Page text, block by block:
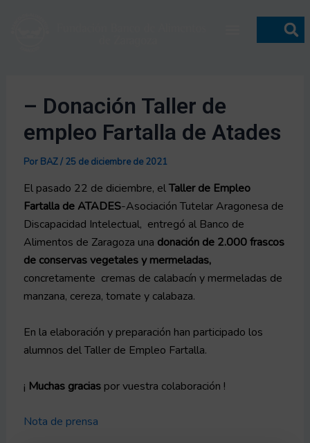
– Donación Taller de
empleo Fartalla de Atades
Por BAZ/ 25 de diciembre de 2021
El pasado 22 de diciembre, elTaller de Empleo
Fartalla de ATADES-Asociación Tutelar Aragonesa de
Discapacidad Intelectual, entregó al Banco de
Alimentos de Zaragoza una donación de 2.000 frascos
de conservas vegetales y mermeladas,
concretamente cremas de calabacín y mermeladas de
manzana, cereza, tomate y calabaza.
En la elaboración y preparación han participado los
alumnos del Taller de Empleo Fartalla.
¡ Muchas graciaspor vuestra colaboración !
Nota de prensa